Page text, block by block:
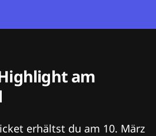
am
erhältst du am 10. März